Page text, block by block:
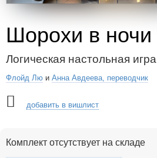
Шорохи в ночи
Логическая настольная игра
Флойд Лю и Анна Авдеева, переводчик
добавить в вишлист
Комплект отсутствует на складе